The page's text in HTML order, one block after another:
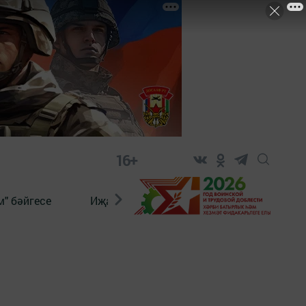
16+
бәйгесе Иҗат Реклама Онлайн